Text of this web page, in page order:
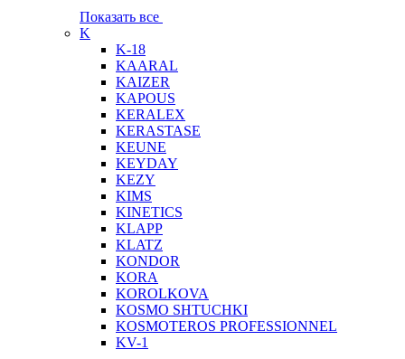
Показать все
K
K-18
KAARAL
KAIZER
KAPOUS
KERALEX
KERASTASE
KEUNE
KEYDAY
KEZY
KIMS
KINETICS
KLAPP
KLATZ
KONDOR
KORA
KOROLKOVA
KOSMO SHTUCHKI
KOSMOTEROS PROFESSIONNEL
KV-1